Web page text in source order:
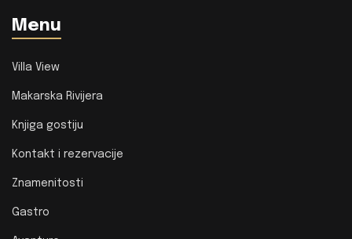
Menu
Villa View
Makarska Rivijera
Knjiga gostiju
Kontakt i rezervacije
Znamenitosti
Gastro